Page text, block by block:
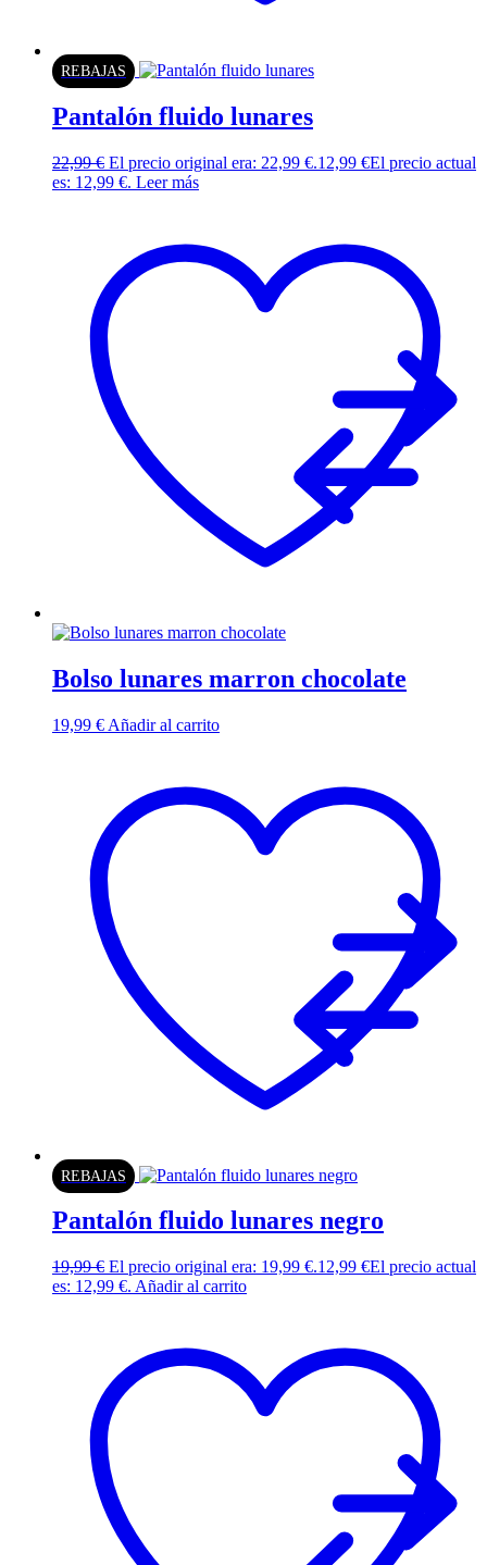
REBAJAS
Pantalón fluido lunares
22,99€ El precio original era: 22,99 €.12,99 €El precio actual
es: 12,99 €. Leer más
Bolso lunares marron chocolate
19,99 € Añadir al carrito
REBAJAS
Pantalón fluido lunares negro
19,99€ El precio original era: 19,99 €.12,99 €El precio actual
es: 12,99 €. Añadir al carrito